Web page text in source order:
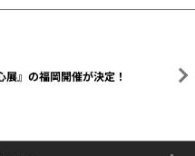
展』の福岡開催が決定！